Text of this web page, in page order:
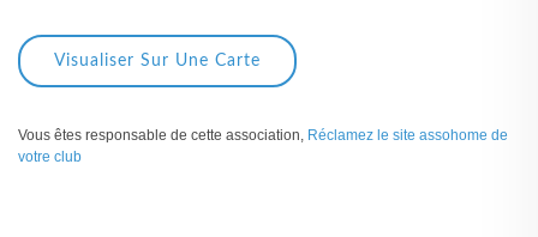
Visualiser Sur Une Carte
Vous êtes responsable de cette association, Réclamez le site assohome de
votre club